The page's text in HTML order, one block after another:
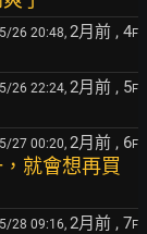
26 20:48, 2月前 , 4F
26 22:24, 2月前 , 5F
27 00:20, 2月前 , 6F
就會想再買
28 09:16, 2月前 , 7F